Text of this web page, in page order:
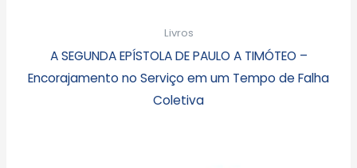
Livros
A SEGUNDA EPÍSTOLA DE PAULO A TIMÓTEO –
Encorajamento no Serviço em um Tempo de Falha
Coletiva